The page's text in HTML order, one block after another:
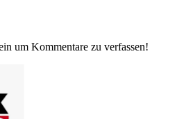
um Kommentare zu verfassen!